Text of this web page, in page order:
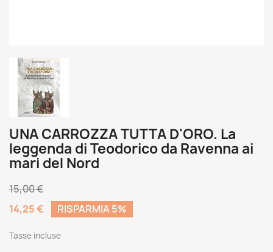
UNA CARROZZA TUTTA D'ORO. La
leggenda di Teodorico da Ravenna ai
mari del Nord
15,00 €
14,25 €
RISPARMIA 5%
Tasse incluse